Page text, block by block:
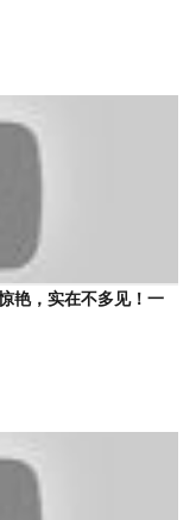
艳，实在不多见！一